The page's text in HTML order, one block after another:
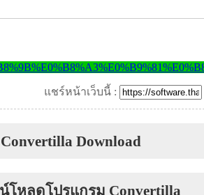
แชร์หน้าเว็บนี้ :
Convertilla Download